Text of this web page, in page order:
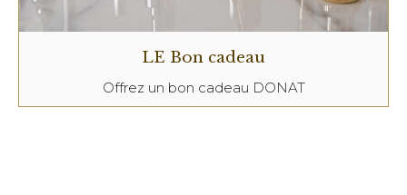
LE Bon cadeau
Offrez un bon cadeau DONAT